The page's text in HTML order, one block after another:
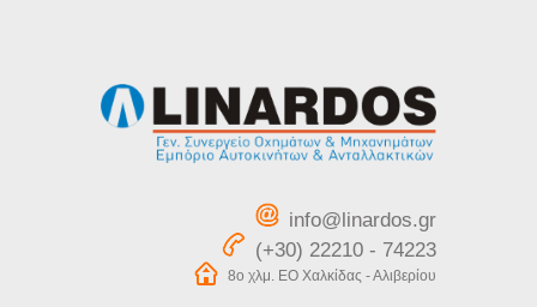
info@linardos.gr
(+30) 22210 - 74223
8ο χλμ. ΕΟ Χαλκίδας - Αλιβερίου